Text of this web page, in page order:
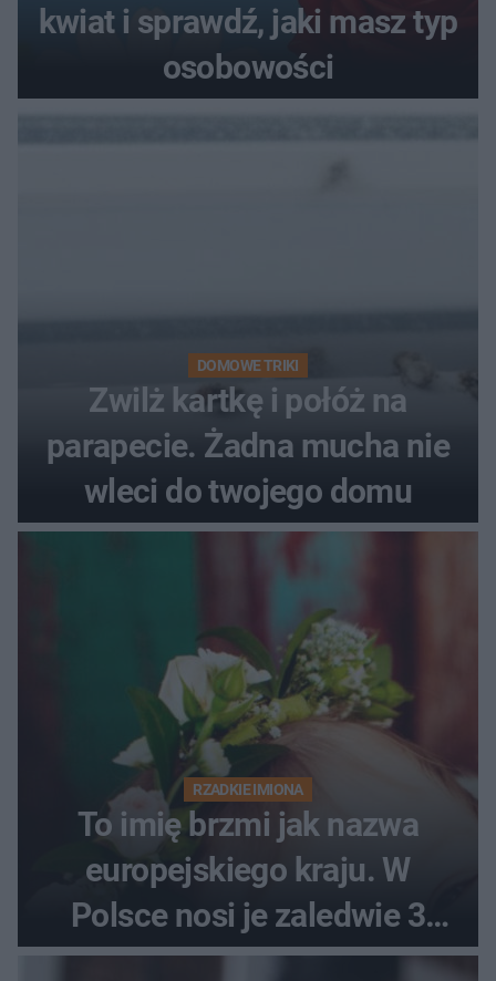
kwiat i sprawdź, jaki masz typ
osobowości
DOMOWE TRIKI
Zwilż kartkę i połóż na
parapecie. Żadna mucha nie
wleci do twojego domu
RZADKIE IMIONA
To imię brzmi jak nazwa
europejskiego kraju. W
Polsce nosi je zaledwie 3
kobiety